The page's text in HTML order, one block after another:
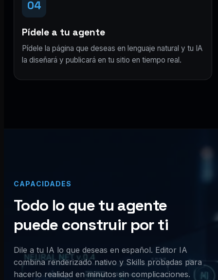
04
Pídele a tu agente
Pídele la página que deseas en lenguaje natural y tu IA
la diseñará y publicará en tu sitio en tiempo real.
CAPACIDADES
Todo lo que tu agente
puede construir por ti
Dile a tu IA lo que deseas en español. Editor IA
combina renderizado nativo y Skills probadas para
hacerlo realidad en minutos sin complicaciones.